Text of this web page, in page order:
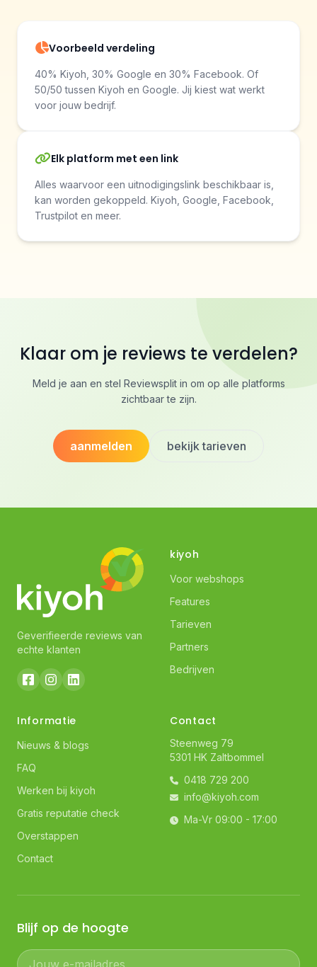
Voorbeeld verdeling
40% Kiyoh, 30% Google en 30% Facebook. Of
50/50 tussen Kiyoh en Google. Jij kiest wat werkt
voor jouw bedrijf.
Elk platform met een link
Alles waarvoor een uitnodigingslink beschikbaar is,
kan worden gekoppeld. Kiyoh, Google, Facebook,
Trustpilot en meer.
Klaar om je reviews te verdelen?
Meld je aan en stel Reviewsplit in om op alle platforms
zichtbaar te zijn.
aanmelden bekijk tarieven
Geverifieerde reviews van
echte klanten
kiyoh
Voor webshops
Features
Tarieven
Partners
Bedrijven
Informatie
Nieuws & blogs
FAQ
Werken bij kiyoh
Gratis reputatie check
Overstappen
Contact
Contact
Steenweg 79
5301 HK Zaltbommel
0418 729 200
info@kiyoh.com
Ma-Vr 09:00 - 17:00
Blijf op de hoogte
Jouw e-mailadres